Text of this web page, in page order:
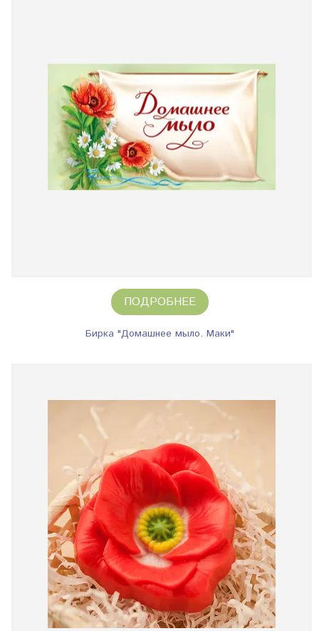
ПОДРОБНЕЕ
Бирка "Домашнее мыло. Маки"